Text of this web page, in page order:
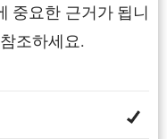
중요한 근거가 됩니
조하세요.